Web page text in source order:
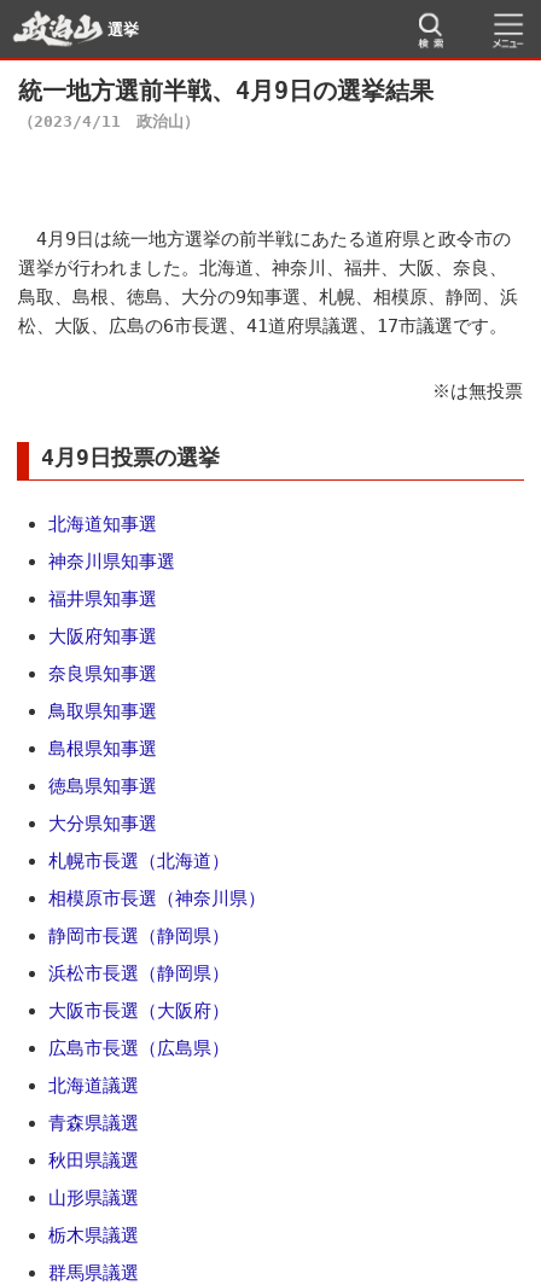
選挙
統一地方選前半戦、4月9日の選挙結果
（2023/4/11 政治山）
4月9日は統一地方選挙の前半戦にあたる道府県と政令市の
選挙が行われました。北海道、神奈川、福井、大阪、奈良、
鳥取、島根、徳島、大分の9知事選、札幌、相模原、静岡、浜
松、大阪、広島の6市長選、41道府県議選、17市議選です。
※は無投票
4月9日投票の選挙
北海道知事選
神奈川県知事選
福井県知事選
大阪府知事選
奈良県知事選
鳥取県知事選
島根県知事選
徳島県知事選
大分県知事選
札幌市長選（北海道）
相模原市長選（神奈川県）
静岡市長選（静岡県）
浜松市長選（静岡県）
大阪市長選（大阪府）
広島市長選（広島県）
北海道議選
青森県議選
秋田県議選
山形県議選
栃木県議選
群馬県議選